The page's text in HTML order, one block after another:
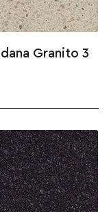
Granito 3